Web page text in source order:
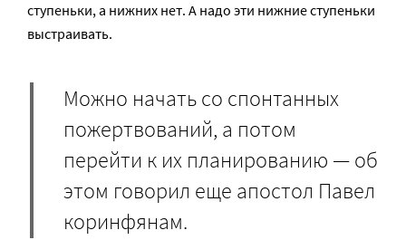
ступеньки, а нижних нет. А надо эти нижние ступеньки
выстраивать.
Можно начать со спонтанных
пожертвований, а потом
перейти к их планированию — об
этом говорил еще апостол Павел
коринфянам.